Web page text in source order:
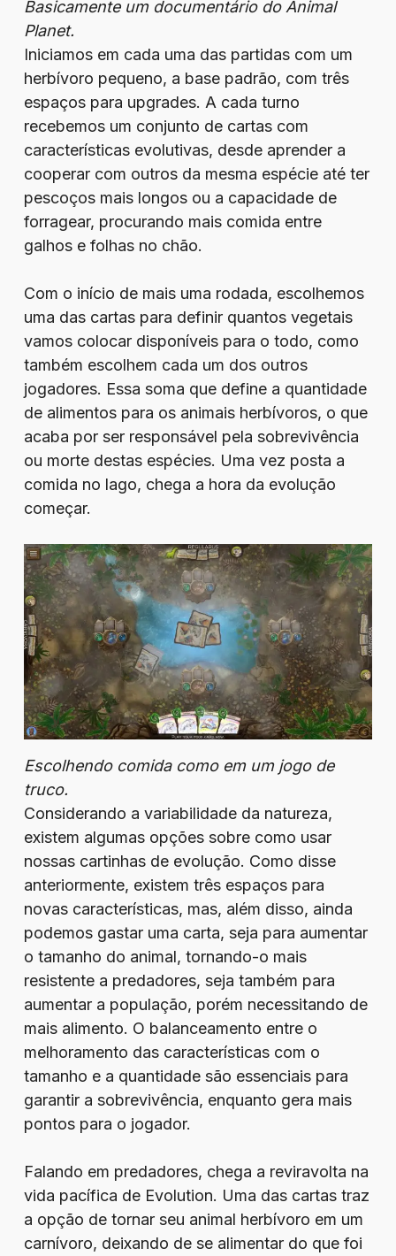
Basicamente um documentário do Animal
Planet.
Iniciamos em cada uma das partidas com um
herbívoro pequeno, a base padrão, com três
espaços para upgrades. A cada turno
recebemos um conjunto de cartas com
características evolutivas, desde aprender a
cooperar com outros da mesma espécie até ter
pescoços mais longos ou a capacidade de
forragear, procurando mais comida entre
galhos e folhas no chão.
Com o início de mais uma rodada, escolhemos
uma das cartas para definir quantos vegetais
vamos colocar disponíveis para o todo, como
também escolhem cada um dos outros
jogadores. Essa soma que define a quantidade
de alimentos para os animais herbívoros, o que
acaba por ser responsável pela sobrevivência
ou morte destas espécies. Uma vez posta a
comida no lago, chega a hora da evolução
começar.
Escolhendo comida como em um jogo de
truco.
Considerando a variabilidade da natureza,
existem algumas opções sobre como usar
nossas cartinhas de evolução. Como disse
anteriormente, existem três espaços para
novas características, mas, além disso, ainda
podemos gastar uma carta, seja para aumentar
o tamanho do animal, tornando-o mais
resistente a predadores, seja também para
aumentar a população, porém necessitando de
mais alimento. O balanceamento entre o
melhoramento das características com o
tamanho e a quantidade são essenciais para
garantir a sobrevivência, enquanto gera mais
pontos para o jogador.
Falando em predadores, chega a reviravolta na
vida pacífica de Evolution. Uma das cartas traz
a opção de tornar seu animal herbívoro em um
carnívoro, deixando de se alimentar do que foi